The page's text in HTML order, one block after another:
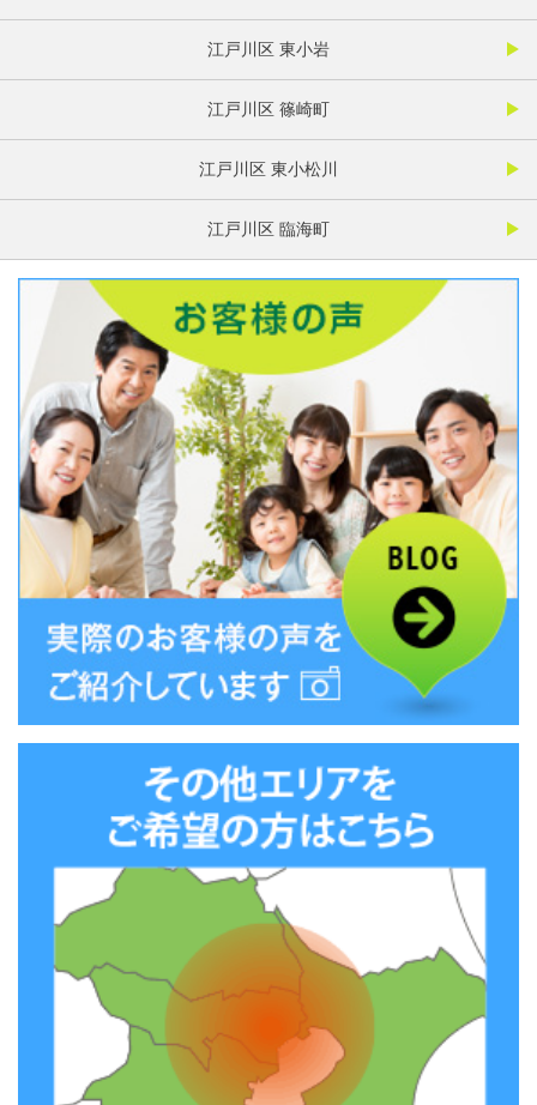
江戸川区 東小岩
江戸川区 篠崎町
江戸川区 東小松川
江戸川区 臨海町